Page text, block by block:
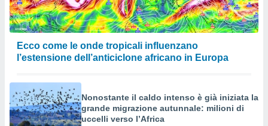
Ecco come le onde tropicali influenzano
l’estensione dell’anticiclone africano in Europa
Nonostante il caldo intenso è già iniziata la
grande migrazione autunnale: milioni di
uccelli verso l’Africa